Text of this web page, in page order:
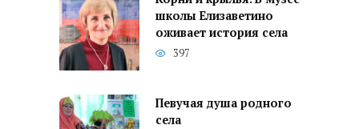
школы Елизаветино
оживает история села
397
Певучая душа родного
села